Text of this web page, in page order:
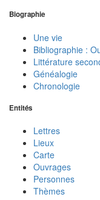
Biographie
Une vie
Bibliographie :
Littérature
Généalogie
Chronologie
Entités
Lettres
Lieux
Carte
Ouvrages
Personnes
Thèmes